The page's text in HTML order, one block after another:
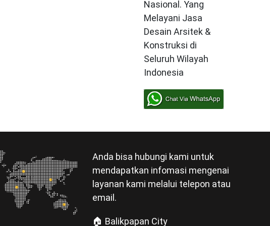
Nasional. Yang
Melayani Jasa
Desain Arsitek &
Konstruksi di
Seluruh Wilayah
Indonesia
Anda bisa hubungi kami untuk
mendapatkan infomasi mengenai
layanan kami melalui telepon atau
email.
🏠 Balikpapan City